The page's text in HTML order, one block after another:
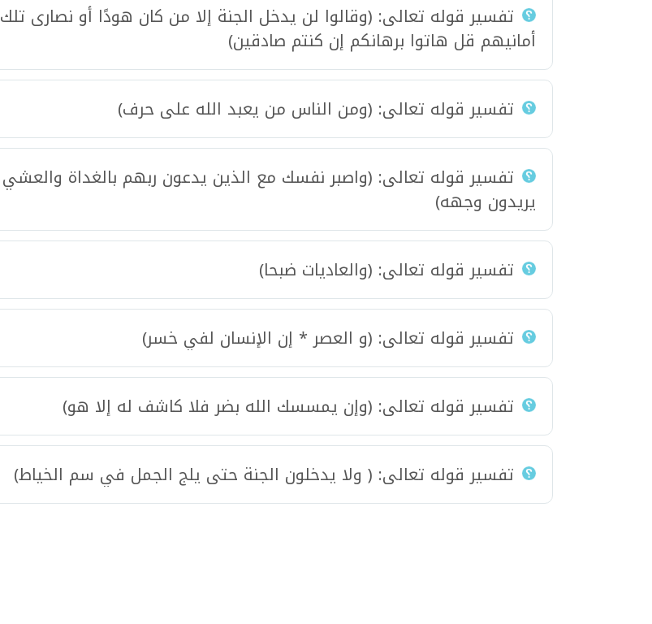
تفسير قوله تعالى: (وقالوا لن يدخل الجنة إلا من كان هودًا أو نصارى تلك
أمانيهم قل هاتوا برهانكم إن كنتم صادقين)
تفسير قوله تعالى: (ومن الناس من يعبد الله على حرف)
تفسير قوله تعالى: (واصبر نفسك مع الذين يدعون ربهم بالغداة والعشي
يريدون وجهه)
تفسير قوله تعالى: (والعاديات ضبحا)
تفسير قوله تعالى: (و العصر * إن الإنسان لفي خسر)
تفسير قوله تعالى: (وإن يمسسك الله بضر فلا كاشف له إلا هو)
تفسير قوله تعالى: ( ولا يدخلون الجنة حتى يلج الجمل في سم الخياط)